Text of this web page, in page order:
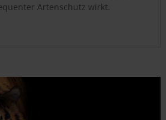
Artenschutz wirkt.